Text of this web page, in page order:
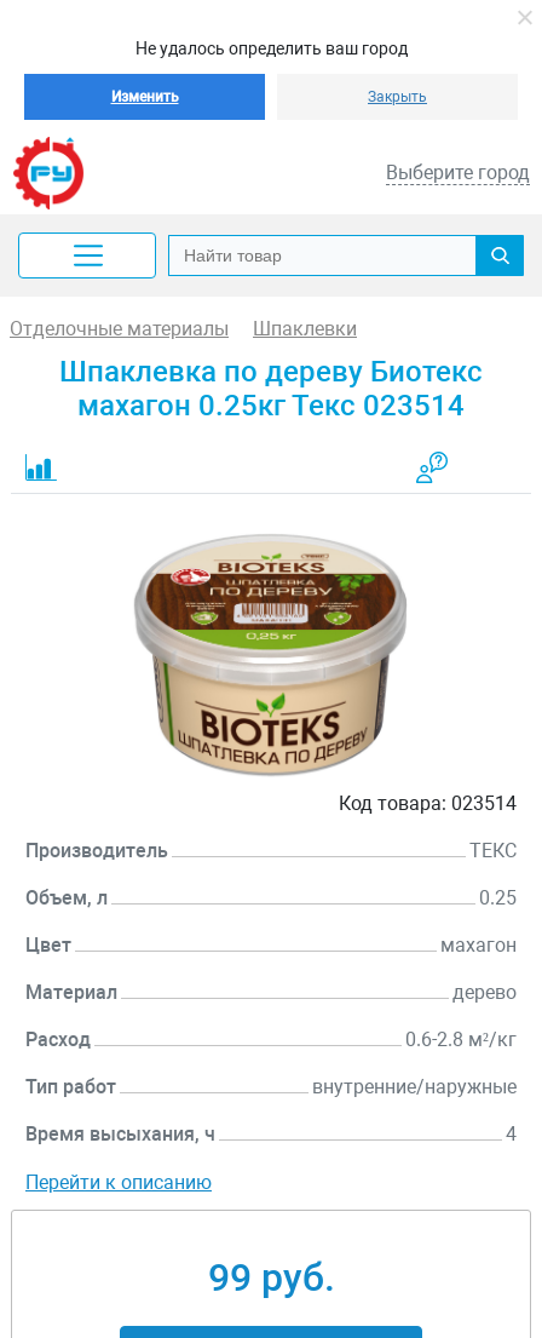
Не удалось определить ваш город
Изменить Закрыть
Выберите город
Отделочные материалы Шпаклевки
Шпаклевка по дереву Биотекс
махагон 0.25кг Текс 023514
Код товара: 023514
Производитель ТЕКС
Объем, л 0.25
Цвет махагон
Материал дерево
Расход 0.6-2.8 м²/кг
Тип работ внутренние/наружные
Время высыхания, ч 4
Перейти к описанию
99 руб.